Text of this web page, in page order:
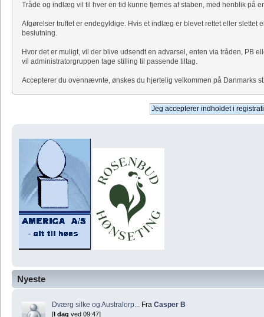
Nyeste
Dværg silke og Australorp... Fra Casper B
[ I dag ved 09:47]
Tråde og indlæg vil til hver en tid kunne fjernes af staben, med henblik på
Afgørelser truffet er endegyldige. Hvis et indlæg er blevet rettet eller slettet
beslutning.
Hvor det er muligt, vil der blive udsendt en advarsel, enten via tråden, PB
vil administratorgruppen tage stilling til passende tiltag.
Accepterer du ovennævnte, ønskes du hjertelig velkommen på Danmarks